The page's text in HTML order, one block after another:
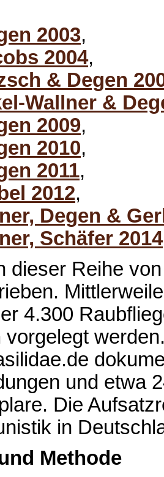
2003,
2004,
& Degen
Wallner &
2009,
2010,
2011,
2012,
Degen &
Schäfer 2014
dieser Reihe
4.300
vorgelegt
und etwa
Die
in
Methode